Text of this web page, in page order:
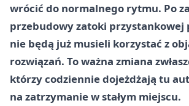
wrócić do normalnego rytmu. Po
przebudowy zatoki przystankowej
nie będą już musieli korzystać z
rozwiązań. To ważna zmiana
którzy codziennie dojeżdżają tu
na zatrzymanie w stałym miejscu.